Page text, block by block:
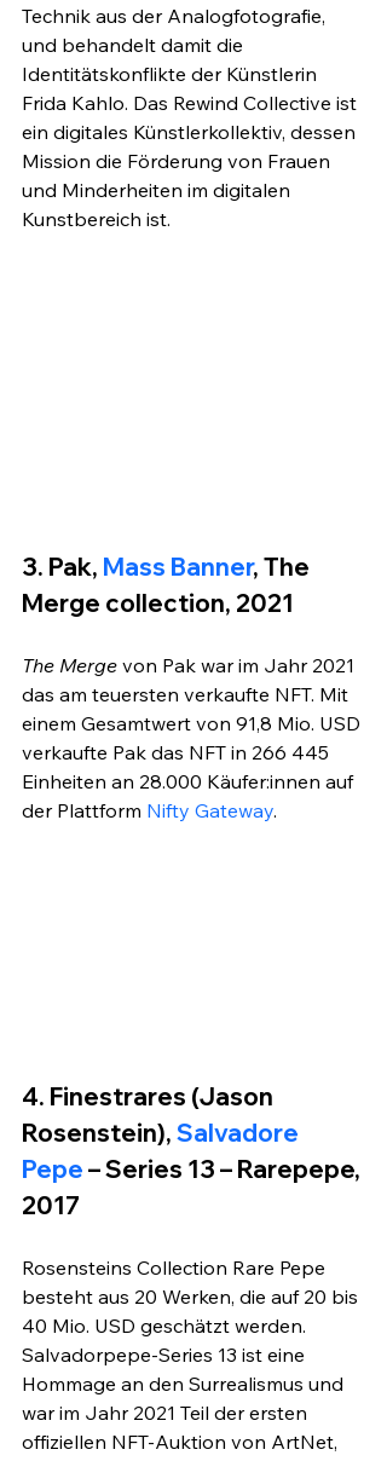
Technik aus der Analogfotografie,
und behandelt damit die
Identitätskonflikte der Künstlerin
Frida Kahlo. Das Rewind Collective ist
ein digitales Künstlerkollektiv, dessen
Mission die Förderung von Frauen
und Minderheiten im digitalen
Kunstbereich ist.
3. Pak, Mass Banner, The
Merge collection, 2021
The Merge von Pak war im Jahr 2021
das am teuersten verkaufte NFT. Mit
einem Gesamtwert von 91,8 Mio. USD
verkaufte Pak das NFT in 266 445
Einheiten an 28.000 Käufer:innen auf
der Plattform Nifty Gateway.
4. Finestrares (Jason
Rosenstein), Salvadore
Pepe – Series 13 – Rarepepe,
2017
Rosensteins Collection Rare Pepe
besteht aus 20 Werken, die auf 20 bis
40 Mio. USD geschätzt werden.
Salvadorpepe-Series 13 ist eine
Hommage an den Surrealismus und
war im Jahr 2021 Teil der ersten
offiziellen NFT-Auktion von ArtNet,